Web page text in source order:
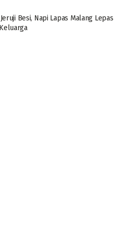
Besi, Napi Lapas Malang Lepas